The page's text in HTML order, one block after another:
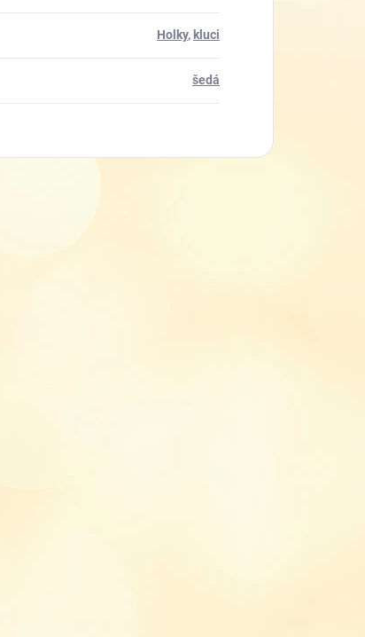
Holky, kluci
šedá